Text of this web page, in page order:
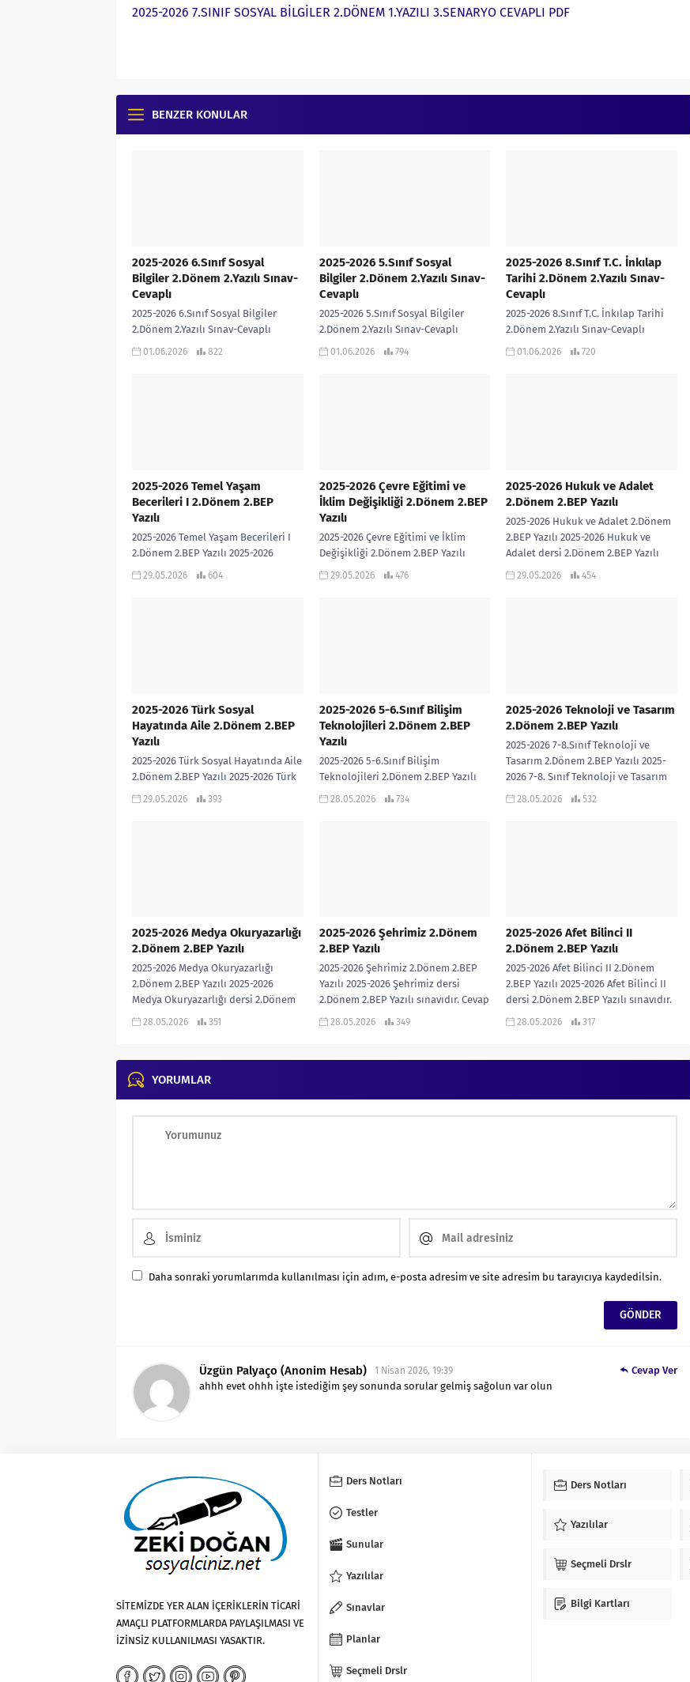
2025-2026 7.SINIF SOSYAL BİLGİLER 2.DÖNEM 1.YAZILI 3.SENARYO CEVAPLI PDF
BENZER KONULAR
2025-2026 6.Sınıf Sosyal
Bilgiler 2.Dönem 2.Yazılı Sınav-
Cevaplı
2025-2026 6.Sınıf Sosyal Bilgiler
2.Dönem 2.Yazılı Sınav-Cevaplı
Hanife Saraç PÜRÇEK Öğretmenimiz
01.06.2026 822
2025-2026 5.Sınıf Sosyal
Bilgiler 2.Dönem 2.Yazılı Sınav-
Cevaplı
2025-2026 5.Sınıf Sosyal Bilgiler
2.Dönem 2.Yazılı Sınav-Cevaplı
Hanife Saraç PÜRÇEK Öğretmenimiz
01.06.2026 794
2025-2026 8.Sınıf T.C. İnkılap
Tarihi 2.Dönem 2.Yazılı Sınav-
Cevaplı
2025-2026 8.Sınıf T.C. İnkılap Tarihi
2.Dönem 2.Yazılı Sınav-Cevaplı
Hanife Saraç PÜRÇEK Öğretmenimiz
01.06.2026 720
2025-2026 Temel Yaşam
Becerileri I 2.Dönem 2.BEP
Yazılı
2025-2026 Temel Yaşam Becerileri I
2.Dönem 2.BEP Yazılı 2025-2026
Temel Yaşam Becerileri I dersi
29.05.2026 604
2025-2026 Çevre Eğitimi ve
İklim Değişikliği 2.Dönem 2.BEP
Yazılı
2025-2026 Çevre Eğitimi ve İklim
Değişikliği 2.Dönem 2.BEP Yazılı
2025-2026 Çevre Eğitimi ve İklim
29.05.2026 476
2025-2026 Hukuk ve Adalet
2.Dönem 2.BEP Yazılı
2025-2026 Hukuk ve Adalet 2.Dönem
2.BEP Yazılı 2025-2026 Hukuk ve
Adalet dersi 2.Dönem 2.BEP Yazılı
sınavıdır. Cevap Anahtarı eklidir…
29.05.2026 454
2025-2026 Türk Sosyal
Hayatında Aile 2.Dönem 2.BEP
Yazılı
2025-2026 Türk Sosyal Hayatında Aile
2.Dönem 2.BEP Yazılı 2025-2026 Türk
Sosyal Hayatında Aile dersi 2.Dönem
29.05.2026 393
2025-2026 5-6.Sınıf Bilişim
Teknolojileri 2.Dönem 2.BEP
Yazılı
2025-2026 5-6.Sınıf Bilişim
Teknolojileri 2.Dönem 2.BEP Yazılı
2025-2026 5-6.Sınıf Bilişim
28.05.2026 734
2025-2026 Teknoloji ve Tasarım
2.Dönem 2.BEP Yazılı
2025-2026 7-8.Sınıf Teknoloji ve
Tasarım 2.Dönem 2.BEP Yazılı 2025-
2026 7-8. Sınıf Teknoloji ve Tasarım
dersi 2.Dönem 2.BEP Yazılı sınavıdır.
28.05.2026 532
2025-2026 Medya Okuryazarlığı
2.Dönem 2.BEP Yazılı
2025-2026 Medya Okuryazarlığı
2.Dönem 2.BEP Yazılı 2025-2026
Medya Okuryazarlığı dersi 2.Dönem
2.BEP Yazılı sınavıdır. Cevap Anahtarı
28.05.2026 351
2025-2026 Şehrimiz 2.Dönem
2.BEP Yazılı
2025-2026 Şehrimiz 2.Dönem 2.BEP
Yazılı 2025-2026 Şehrimiz dersi
2.Dönem 2.BEP Yazılı sınavıdır. Cevap
Anahtarı eklidir… 2025-2026
28.05.2026 349
2025-2026 Afet Bilinci II
2.Dönem 2.BEP Yazılı
2025-2026 Afet Bilinci II 2.Dönem
2.BEP Yazılı 2025-2026 Afet Bilinci II
dersi 2.Dönem 2.BEP Yazılı sınavıdır.
Cevap Anahtarı eklidir… 2025-2026...
28.05.2026 317
YORUMLAR
Daha sonraki yorumlarımda kullanılması için adım, e-posta adresim ve site adresim bu tarayıcıya kaydedilsin.
Üzgün Palyaço (Anonim Hesab) 1 Nisan 2026, 19:39
ahhh evet ohhh işte istediğim şey sonunda sorular gelmiş sağolun var olun
Cevap Ver
SİTEMİZDE YER ALAN İÇERİKLERİN TİCARİ
AMAÇLI PLATFORMLARDA PAYLAŞILMASI VE
İZİNSİZ KULLANILMASI YASAKTIR.
Ders Notları
Testler
Sunular
Yazılılar
Sınavlar
Planlar
Seçmeli Drslr
Ders Notları
Yazılılar
Seçmeli Drslr
Bilgi Kartları